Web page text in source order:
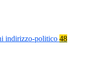
indirizzo-politico 48